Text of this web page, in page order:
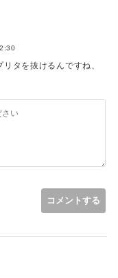
タを抜けるんですね、
コメントする